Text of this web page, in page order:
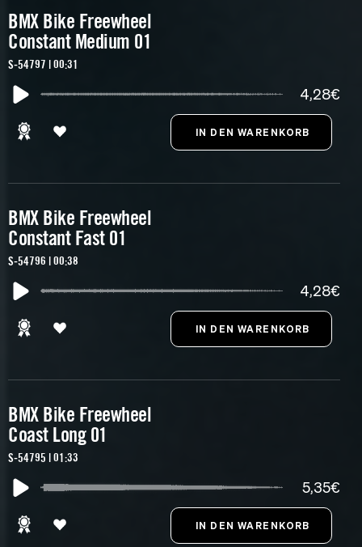
BMX Bike Freewheel
Constant Medium 01
S-54797 | 00:31
4,28€
BMX Bike Freewheel
Constant Fast 01
S-54796 | 00:38
4,28€
BMX Bike Freewheel
Coast Long 01
S-54795 | 01:33
5,35€